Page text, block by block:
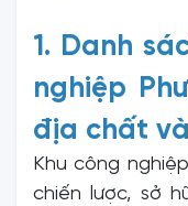
1. Danh
nghiệp
địa chất
Khu công
chiến lược, sở